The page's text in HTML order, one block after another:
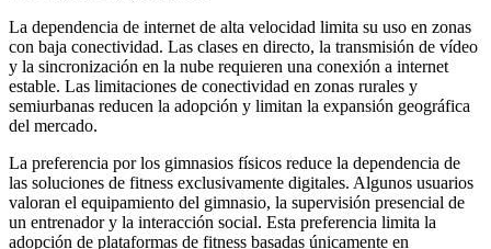
La dependencia de internet de alta velocidad limita su uso en zonas
con baja conectividad. Las clases en directo, la transmisión de vídeo
y la sincronización en la nube requieren una conexión a internet
estable. Las limitaciones de conectividad en zonas rurales y
semiurbanas reducen la adopción y limitan la expansión geográfica
del mercado.
La preferencia por los gimnasios físicos reduce la dependencia de
las soluciones de fitness exclusivamente digitales. Algunos usuarios
valoran el equipamiento del gimnasio, la supervisión presencial de
un entrenador y la interacción social. Esta preferencia limita la
adopción de plataformas de fitness basadas únicamente en